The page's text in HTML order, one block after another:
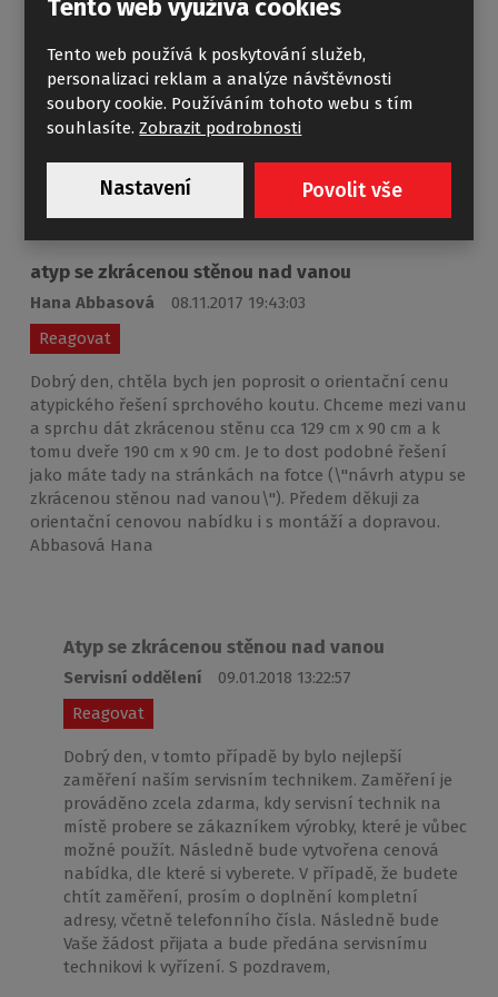
specializována na výrobu sprchových koutů,
bohužel Vaše přání výroby popisované baterie.
Napadá mne ovšem, že byste se mohl zkusit obrátit
na významného českého výrobce - firmu RAV Slezák
http://www.slezak-rav.cz/ , která dodává některé
přátelským pozdravem
atyp se zkrácenou stěnou nad vanou
Hana Abbasová
08.11.2017 19:43:03
Reagovat
Dobrý den, chtěla bych jen poprosit o orientační cenu
atypického řešení sprchového koutu. Chceme mezi vanu
a sprchu dát zkrácenou stěnu cca 129 cm x 90 cm a k
tomu dveře 190 cm x 90 cm. Je to dost podobné řešení
jako máte tady na stránkách na fotce (\"návrh atypu se
zkrácenou stěnou nad vanou\"). Předem děkuji za
orientační cenovou nabídku i s montáží a dopravou.
Abbasová Hana
Atyp se zkrácenou stěnou nad vanou
Servisní oddělení
09.01.2018 13:22:57
Reagovat
Dobrý den, v tomto případě by bylo nejlepší
zaměření naším servisním technikem. Zaměření je
prováděno zcela zdarma, kdy servisní technik na
místě probere se zákazníkem výrobky, které je vůbec
možné použít. Následně bude vytvořena cenová
nabídka, dle které si vyberete. V případě, že budete
chtít zaměření, prosím o doplnění kompletní
adresy, včetně telefonního čísla. Následně bude
Vaše žádost přijata a bude předána servisnímu
technikovi k vyřízení. S pozdravem,
Tento web využívá cookies
Tento web používá k poskytování služeb,
personalizaci reklam a analýze návštěvnosti
soubory cookie. Používáním tohoto webu s tím
souhlasíte.Zobrazit podrobnosti
Nastavení Povolit vše